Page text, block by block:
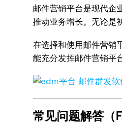
邮件营销平台是现代企
推动业务增长。无论是
在选择和使用邮件营销
能充分发挥邮件营销平
常见问题解答（